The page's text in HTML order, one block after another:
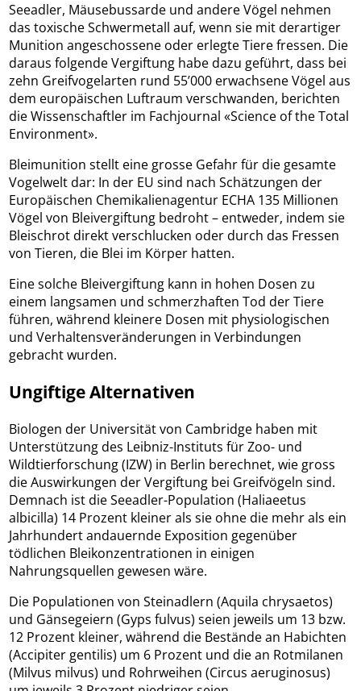
Seeadler, Mäusebussarde und andere Vögel nehmen
das toxische Schwermetall auf, wenn sie mit derartiger
Munition angeschossene oder erlegte Tiere fressen. Die
daraus folgende Vergiftung habe dazu geführt, dass bei
zehn Greifvogelarten rund 55’000 erwachsene Vögel aus
dem europäischen Luftraum verschwanden, berichten
die Wissenschaftler im Fachjournal «Science of the Total
Environment».
Bleimunition stellt eine grosse Gefahr für die gesamte
Vogelwelt dar: In der EU sind nach Schätzungen der
Europäischen Chemikalienagentur ECHA 135 Millionen
Vögel von Bleivergiftung bedroht – entweder, indem sie
Bleischrot direkt verschlucken oder durch das Fressen
von Tieren, die Blei im Körper hatten.
Eine solche Bleivergiftung kann in hohen Dosen zu
einem langsamen und schmerzhaften Tod der Tiere
führen, während kleinere Dosen mit physiologischen
und Verhaltensveränderungen in Verbindungen
gebracht wurden.
Ungiftige Alternativen
Biologen der Universität von Cambridge haben mit
Unterstützung des Leibniz-Instituts für Zoo- und
Wildtierforschung (IZW) in Berlin berechnet, wie gross
die Auswirkungen der Vergiftung bei Greifvögeln sind.
Demnach ist die Seeadler-Population (Haliaeetus
albicilla) 14 Prozent kleiner als sie ohne die mehr als ein
Jahrhundert andauernde Exposition gegenüber
tödlichen Bleikonzentrationen in einigen
Nahrungsquellen gewesen wäre.
Die Populationen von Steinadlern (Aquila chrysaetos)
und Gänsegeiern (Gyps fulvus) seien jeweils um 13 bzw.
12 Prozent kleiner, während die Bestände an Habichten
(Accipiter gentilis) um 6 Prozent und die an Rotmilanen
(Milvus milvus) und Rohrweihen (Circus aeruginosus)